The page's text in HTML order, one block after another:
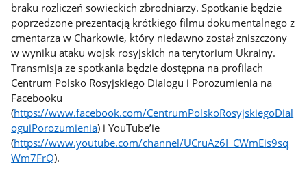
braku rozliczeń sowieckich zbrodniarzy. Spotkanie będzie
poprzedzone prezentacją krótkiego filmu dokumentalnego z
cmentarza w Charkowie, który niedawno został zniszczony
w wyniku ataku wojsk rosyjskich na terytorium Ukrainy.
Transmisja ze spotkania będzie dostępna na profilach
Centrum Polsko Rosyjskiego Dialogu i Porozumienia na
Facebooku
(https://www.facebook.com/CentrumPolskoRosyjskiegoDial
oguiPorozumienia) i YouTube’ie
(https://www.youtube.com/channel/UCruAz6I_CWmEis9sq
Wm7FrQ).